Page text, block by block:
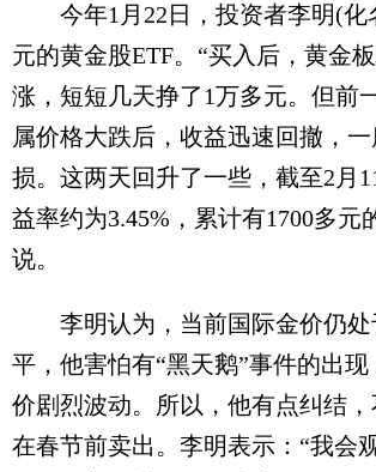
今年1月22日，投资者李明(化
元的黄金股ETF。“买入后，黄金
涨，短短几天挣了1万多元。但前
属价格大跌后，收益迅速回撤，
损。这两天回升了一些，截至2月
益率约为3.45%，累计有1700多元
说。
李明认为，当前国际金价仍处
平，他害怕有“黑天鹅”事件的出
价剧烈波动。所以，他有点纠结
在春节前卖出。李明表示：“我会